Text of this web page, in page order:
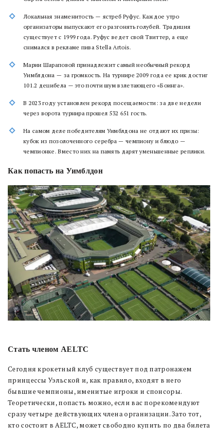
Локальная знаменитость — ястреб Руфус. Каждое утро
организаторы выпускают его разгонять голубей. Традиция
существует с 1999 года. Руфус ведет свой Твиттер, а еще
снимался в рекламе пива Stella Artois.
Марии Шараповой принадлежит самый необычный рекорд
Уимблдона — за громкость. На турнире 2009 года ее крик достиг
101.2 децибела — это почти шум взлетающего «Боинга».
В 2023 году установлен рекорд посещаемости: за две недели
через ворота турнира прошел 532 651 гость.
На самом деле победителям Уимблдона не отдают их призы:
кубок из позолоченного серебра — чемпиону и блюдо —
чемпионке. Вместо них на память дарят уменьшенные реплики.
Как попасть на Уимблдон
Стать членом AELTC
Сегодня крокетный клуб существует под патронажем
принцессы Уэльской и, как правило, входят в него
бывшие чемпионы, именитые игроки и спонсоры.
Теоретически, попасть можно, если вас порекомендуют
сразу четыре действующих члена организации. Зато тот,
кто состоит в AELTC, может свободно купить по два билета